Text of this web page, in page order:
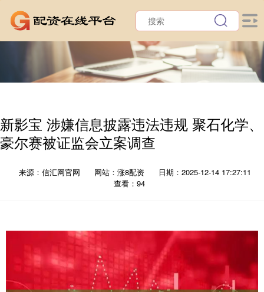
新影宝 涉嫌信息披露违法违规 聚石化学、
豪尔赛被证监会立案调查
来源：信汇网官网 网站：涨8配资
日期：2025-12-14 17:27:11
查看：94